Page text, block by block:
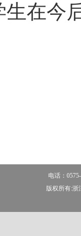
在今
电话：
版权所有:浙